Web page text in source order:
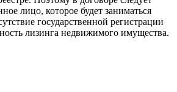
лицо, которое будет заниматься
государственной регистрации
лизинга недвижимого имущества.